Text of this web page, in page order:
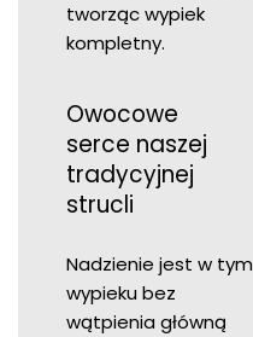
tworząc wypiek
kompletny.
Owocowe
serce naszej
tradycyjnej
strucli
Nadzienie jest w tym
wypieku bez
wątpienia główną